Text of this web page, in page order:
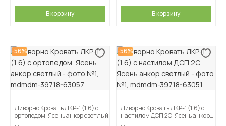
В корзину В корзину
-56%
Ливорно Кровать ЛКР-1 (1,6) с
ортопедом, Ясень анкор светлый
-56%
Ливорно Кровать ЛКР-1 (1,6) с
настилом ДСП 2С, Ясень анкор